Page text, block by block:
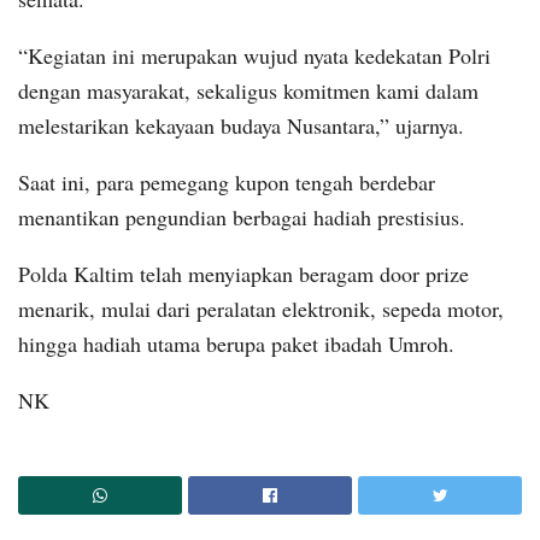
“Kegiatan ini merupakan wujud nyata kedekatan Polri
dengan masyarakat, sekaligus komitmen kami dalam
melestarikan kekayaan budaya Nusantara,” ujarnya.
Saat ini, para pemegang kupon tengah berdebar
menantikan pengundian berbagai hadiah prestisius.
Polda Kaltim telah menyiapkan beragam door prize
menarik, mulai dari peralatan elektronik, sepeda motor,
hingga hadiah utama berupa paket ibadah Umroh.
NK